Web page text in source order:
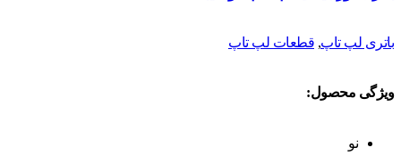
باتری لپ تاپ, قطعات لپ تاپ
ویژگی محصول:
نو